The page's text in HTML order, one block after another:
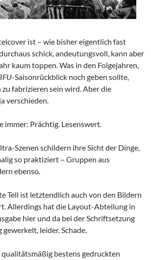
ist – wie bisher eigentlich fast
schick, andeutungsvoll, kann aber
kaum toppen. Was in den Folgejahren,
-Saisonrückblick noch geben sollte,
fabrizieren sein wird. Aber die
verschieden.
immer: Prächtig. Lesenswert.
Szenen schildern ihre Sicht der Dinge,
so praktiziert – Gruppen aus
ebenso.
Teil ist letztendlich auch von den Bildern
Allerdings hat die Layout-Abteilung in
hier und da bei der Schriftsetzung
leider. Schade.
bestens gedruckten